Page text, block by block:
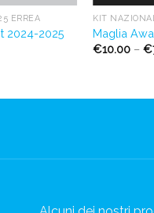
ERREÀ
2024-2025
KIT
Maglia
€10.00 –€